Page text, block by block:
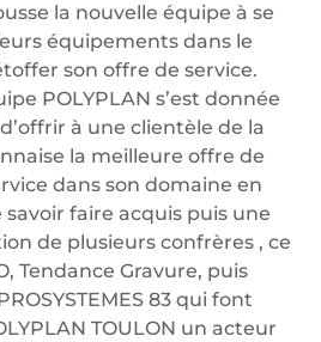
la nouvelle équipe à se
équipements dans le
son offre de service.
POLYPLAN s’est donnée
à une clientèle de la
la meilleure offre de
dans son domaine en
savoir faire acquis puis une
de plusieurs confrères , ce
Tendance Gravure, puis
83 qui font
TOULON un acteur